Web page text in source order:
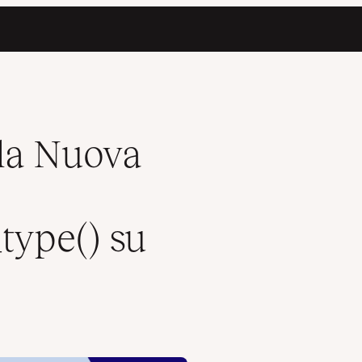
su Kinsta
Nuova
su